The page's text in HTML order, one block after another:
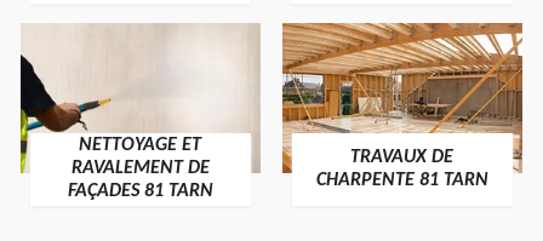
NETTOYAGE ET
RAVALEMENT DE
FAÇADES 81 TARN
TRAVAUX DE
CHARPENTE 81 TARN